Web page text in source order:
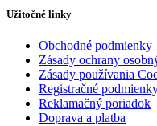
Užitočné linky
Obchodné podmienky
Zásady ochrany
Zásady používania
Registračné
Reklamačný poriadok
Doprava a platba